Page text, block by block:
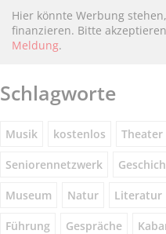
Hier könnte Werbung
finanzieren. Bitte
Meldung.
Schlagworte
Musik kostenlos Theater
Seniorennetzwerk
Museum Natur Literatur
Führung Gespräche